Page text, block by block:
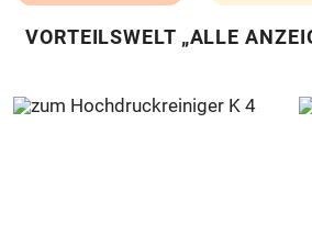
VORTEILSWELT „ALLE